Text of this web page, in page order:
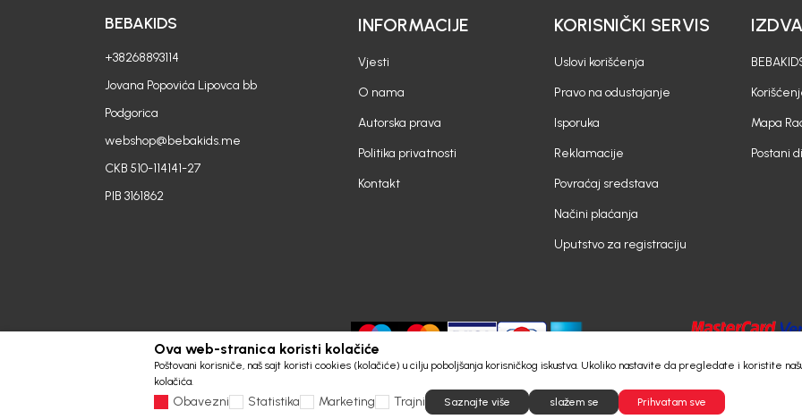
BEBAKIDS
+38268893114
Jovana Popovića Lipovca bb
Podgorica
webshop@bebakids.me
CKB 510-114141-27
PIB 3161862
INFORMACIJE
Vjesti
O nama
Autorska prava
Politika privatnosti
Kontakt
KORISNIČKI SERVIS
Uslovi korišćenja
Pravo na odustajanje
Isporuka
Reklamacije
Povraćaj sredstava
Načini plaćanja
Uputstvo za registraciju
Mapa
Postani
©2026https://www.bebakids.me Powered byNB SOFTSva prava pridržana.
Ova web-stranica koristi kolačiće
Poštovani korisniče, naš sajt koristi cookies (kolačiće) u cilju poboljšanja korisničkog iskustva. Ukoliko nastavite da pregledate i koristite
kolačića.
Obavezni Statistika Marketing Trajni Saznajte više slažem se Prihvatam sve